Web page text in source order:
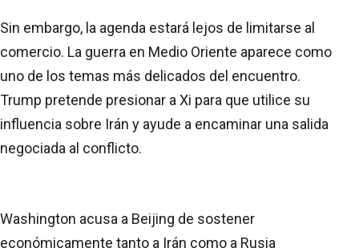
Sin embargo, la agenda estará lejos de limitarse al
comercio. La guerra en Medio Oriente aparece como
uno de los temas más delicados del encuentro.
Trump pretende presionar a Xi para que utilice su
influencia sobre Irán y ayude a encaminar una salida
negociada al conflicto.
Washington acusa a Beijing de sostener
económicamente tanto a Irán como a Rusia